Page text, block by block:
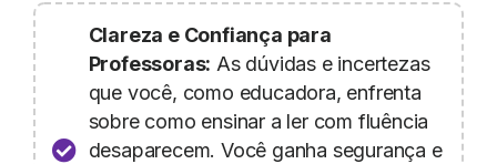
Clareza e Confiança para
Professoras: As dúvidas e incertezas
que você, como educadora, enfrenta
sobre como ensinar a ler com fluência
desaparecem. Você ganha segurança e